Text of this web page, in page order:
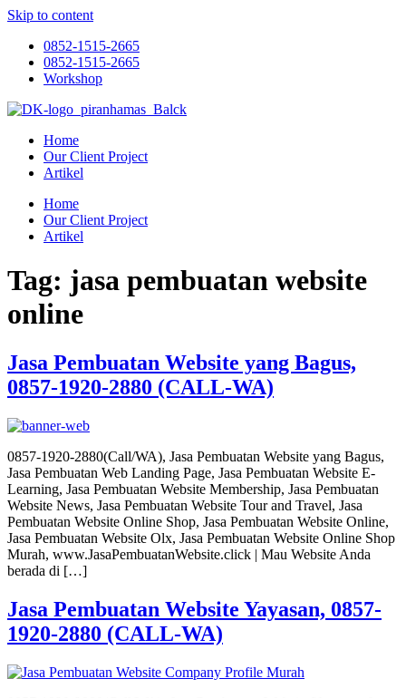
Skip to content
0852-1515-2665
0852-1515-2665
Workshop
Home
Our Client Project
Artikel
Home
Our Client Project
Artikel
Tag: jasa pembuatan website
online
Jasa Pembuatan Website yang Bagus,
0857-1920-2880 (CALL-WA)
0857-1920-2880(Call/WA), Jasa Pembuatan Website yang Bagus,
Jasa Pembuatan Web Landing Page, Jasa Pembuatan Website E-
Learning, Jasa Pembuatan Website Membership, Jasa Pembuatan
Website News, Jasa Pembuatan Website Tour and Travel, Jasa
Pembuatan Website Online Shop, Jasa Pembuatan Website Online,
Jasa Pembuatan Website Olx, Jasa Pembuatan Website Online Shop
Murah, www.JasaPembuatanWebsite.click | Mau Website Anda
berada di […]
Jasa Pembuatan Website Yayasan, 0857-
1920-2880 (CALL-WA)